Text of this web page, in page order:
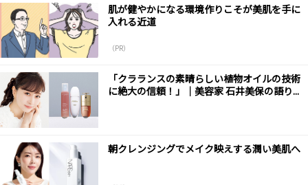
肌が健やかになる環境作りこそが美肌を手に
入れる近道
（PR）
「クラランスの素晴らしい植物オイルの技術
に絶大の信頼！」｜美容家 石井美保の語り...
朝クレンジングでメイク映えする潤い美肌へ